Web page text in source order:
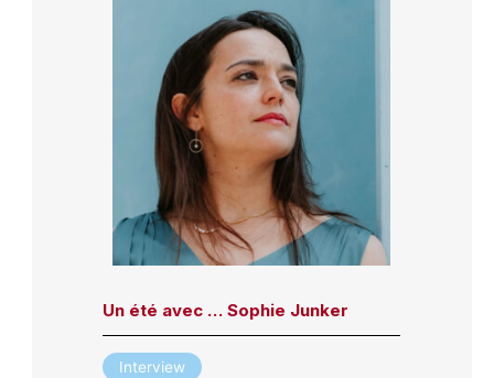
Un été avec … Sophie Junker
Interview